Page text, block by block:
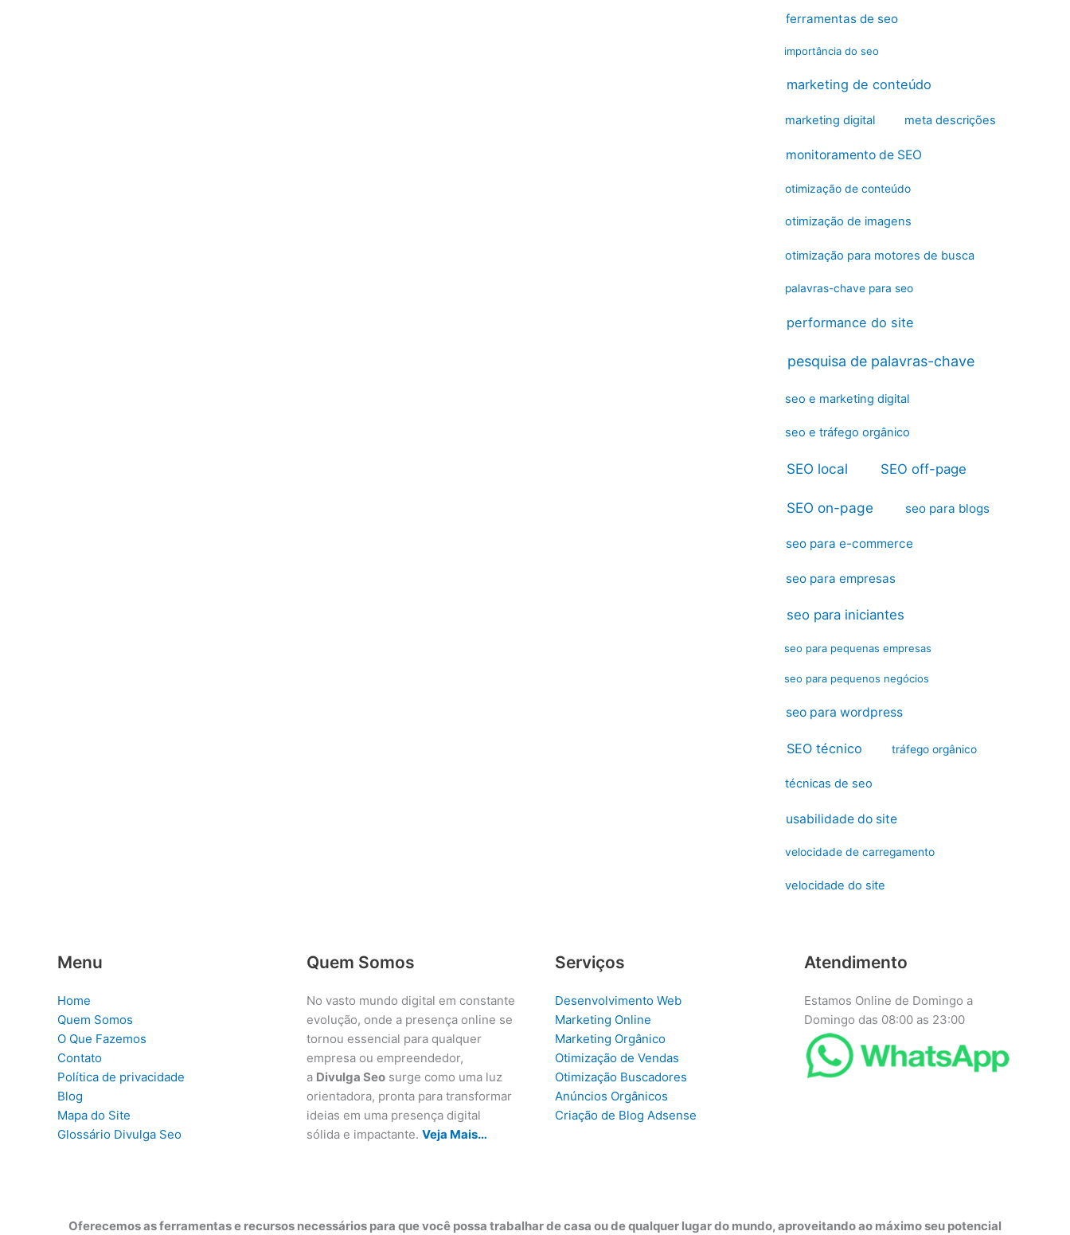
ferramentas de seo
importância do seo
marketing de conteúdo
marketing digital meta descrições
monitoramento de SEO
otimização de conteúdo
otimização de imagens
otimização para motores de busca
palavras-chave para seo
performance do site
pesquisa de palavras-chave
seo e marketing digital
seo e tráfego orgânico
SEO local SEO off-page
SEO on-page seo para blogs
seo para e-commerce
seo para empresas
seo para iniciantes
seo para pequenas empresas
seo para pequenos negócios
seo para wordpress
SEO técnico tráfego orgânico
técnicas de seo
usabilidade do site
velocidade de carregamento
velocidade do site
Menu
Home
Quem Somos
O Que Fazemos
Contato
Política de privacidade
Blog
Mapa do Site
Glossário Divulga Seo
Quem Somos
No vasto mundo digital em constante
evolução, onde a presença online se
tornou essencial para qualquer
empresa ou empreendedor,
a Divulga Seosurge como uma luz
orientadora, pronta para transformar
ideias em uma presença digital
sólida e impactante. Veja Mais…
Serviços
Desenvolvimento Web
Marketing Online
Marketing Orgânico
Otimização de Vendas
Otimização Buscadores
Anúncios Orgânicos
Criação de Blog Adsense
Atendimento
Estamos Online de Domingo a
Domingo das 08:00 as 23:00
Oferecemos as ferramentas e recursos necessários para que você possa trabalhar de casa ou de qualquer lugar do mundo, aproveitando ao máximo seu potencial